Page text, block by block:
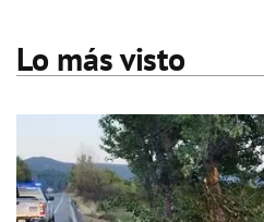
Lo más visto